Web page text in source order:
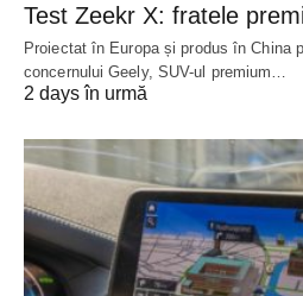
Test Zeekr X: fratele
Proiectat în Europa și produs în China
concernului Geely, SUV-ul premium…
2 days în urmă